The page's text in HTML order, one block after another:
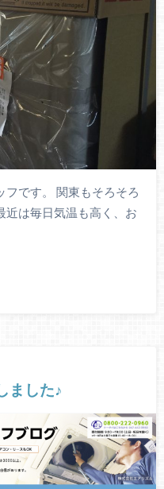
フです。 関東もそろそろ
近は毎日気温も高く、お
ました♪